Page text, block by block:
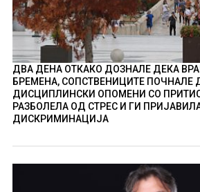
ДВА ДЕНА ОТКАКО ДОЗНАЛЕ ДЕКА
БРЕМЕНА, СОПСТВЕНИЦИТЕ ПОЧНАЛЕ
ДИСЦИПЛИНСКИ ОПОМЕНИ СО
РАЗБОЛЕЛА ОД СТРЕС И ГИ
ДИСКРИМИНАЦИЈА